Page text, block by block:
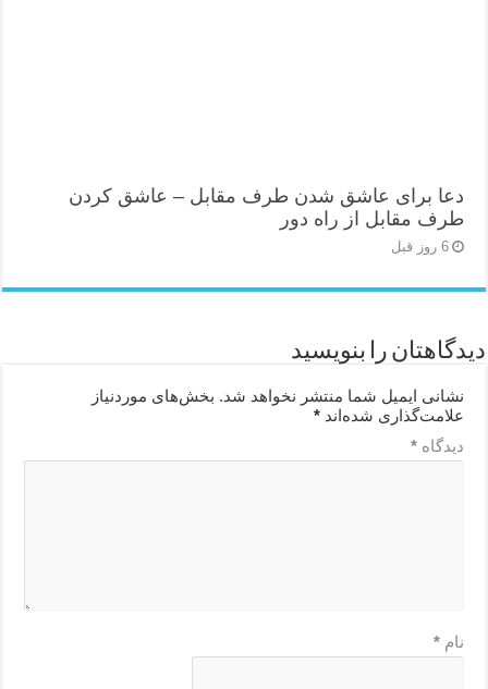
دعا برای عاشق شدن طرف مقابل – عاشق کردن
طرف مقابل از راه دور
6 روز قبل
دیدگاهتان را بنویسید
نشانی ایمیل شما منتشر نخواهد شد. بخش‌های موردنیاز
علامت‌گذاری شده‌اند*
دیدگاه*
نام*